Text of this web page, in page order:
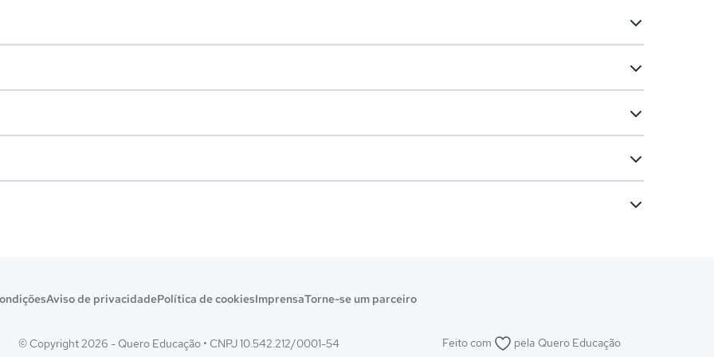
Aviso de privacidadePolítica de cookiesImprensaTorne-se um parceiro
© Copyright 2026 - Quero Educação • CNPJ 10.542.212/0001-54 Feito com pela Quero Educação